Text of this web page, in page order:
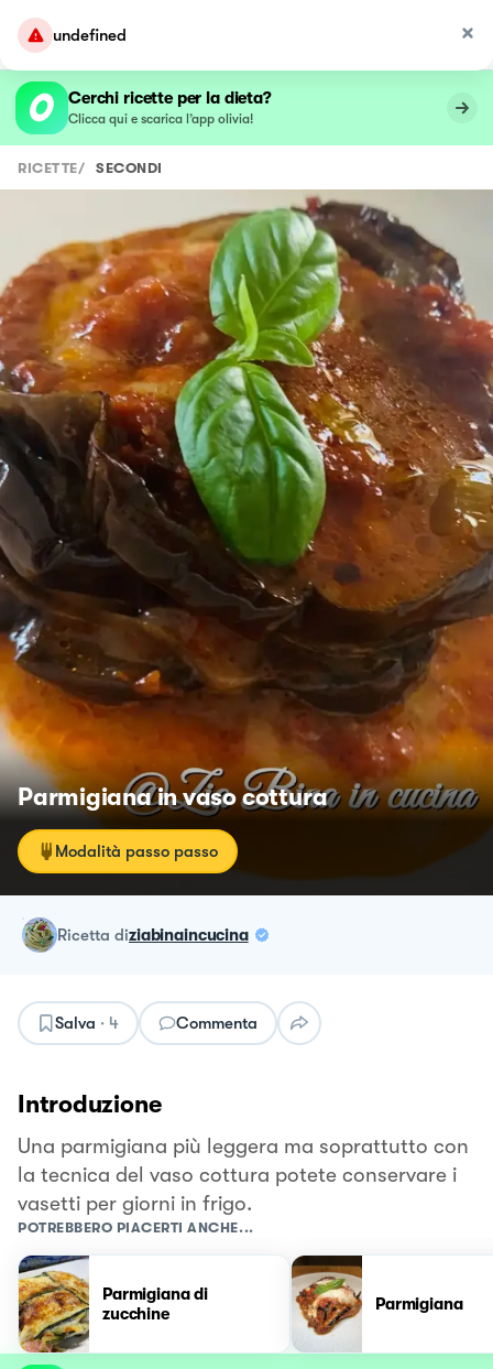
undefined
Cerchi ricette per la dieta?
Clicca qui e scarica l’app olivia!
RICETTE/ SECONDI
Parmigiana in vaso cottura
Modalità passo passo
ricetta diziabinaincucina
Salva · 4 Commenta
Introduzione
Una parmigiana più leggera ma soprattutto con
la tecnica del vaso cottura potete conservare i
vasetti per giorni in frigo.
POTREBBERO PIACERTI ANCHE...
Parmigiana di
zucchine
Parmigiana